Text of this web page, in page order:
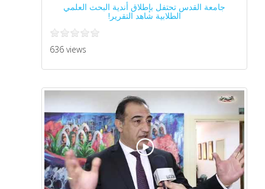
جامعة القدس تحتفل بإطلاق أندية البحث العلمي
الطلابية شاهد التقرير!
636 views